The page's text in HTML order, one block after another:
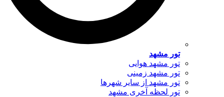
تور مشهد
تور مشهد هوایی
تور مشهد زمینی
تور مشهد از سایر شهرها
تور لحظه آخری مشهد